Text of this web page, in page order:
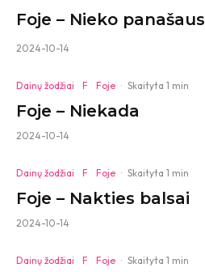
Foje – Nieko panašaus
2024-10-14
Dainų žodžiai F Foje · Skaityta 1 min
Foje – Niekada
2024-10-14
Dainų žodžiai F Foje · Skaityta 1 min
Foje – Nakties balsai
2024-10-14
Dainų žodžiai F Foje · Skaityta 1 min